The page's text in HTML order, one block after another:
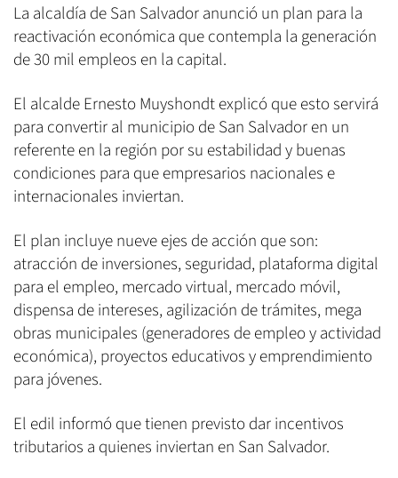
La alcaldía de San Salvador anunció un plan para la
reactivación económica que contempla la generación
de 30 mil empleos en la capital.
El alcalde Ernesto Muyshondt explicó que esto servirá
para convertir al municipio de San Salvador en un
referente en la región por su estabilidad y buenas
condiciones para que empresarios nacionales e
internacionales inviertan.
El plan incluye nueve ejes de acción que son:
atracción de inversiones, seguridad, plataforma digital
para el empleo, mercado virtual, mercado móvil,
dispensa de intereses, agilización de trámites, mega
obras municipales (generadores de empleo y actividad
económica), proyectos educativos y emprendimiento
para jóvenes.
El edil informó que tienen previsto dar incentivos
tributarios a quienes inviertan en San Salvador.